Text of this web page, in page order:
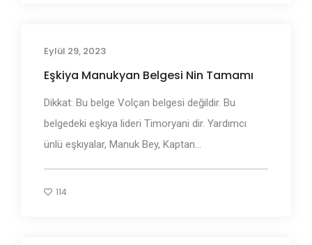
Eylül 29, 2023
Eşkiya Manukyan Belgesi Nin Tamamı
Dikkat: Bu belge Volçan belgesi değildir. Bu
belgedeki eşkıya lideri Timoryani dir. Yardımcı
ünlü eşkıyalar, Manuk Bey, Kaptan...
114